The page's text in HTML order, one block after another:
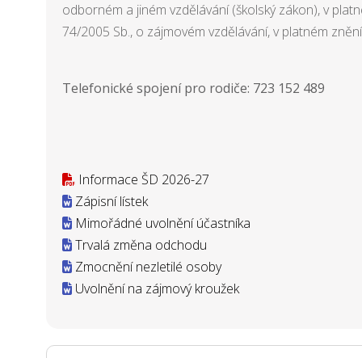
odborném a jiném vzdělávání (školský zákon), v
74/2005 Sb., o zájmovém vzdělávání, v platném
Telefonické spojení pro rodiče: 723 152 489
Informace ŠD 2026-27
Zápisní lístek
Mimořádné uvolnění účastníka
Trvalá změna odchodu
Zmocnění nezletilé osoby
Uvolnění na zájmový kroužek